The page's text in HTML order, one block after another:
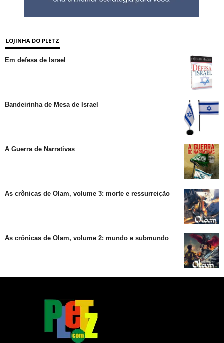
LOJINHA DO PLETZ
Em defesa de Israel
Bandeirinha de Mesa de Israel
A Guerra de Narrativas
As crônicas de Olam, volume 3: morte e ressurreição
As crônicas de Olam, volume 2: mundo e submundo